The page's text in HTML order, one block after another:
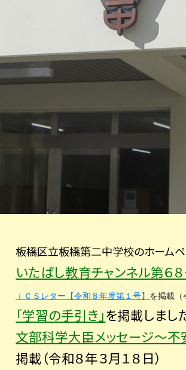
板橋区立板橋第二中学校のホームペ
いたばし教育チャンネル第６
ｉＣＳレター【令和８年度第１号】 を掲載（
「学習の手引き」を掲載しまし
文部科学大臣メッセージ～不
掲載（令和８年３月１８日）